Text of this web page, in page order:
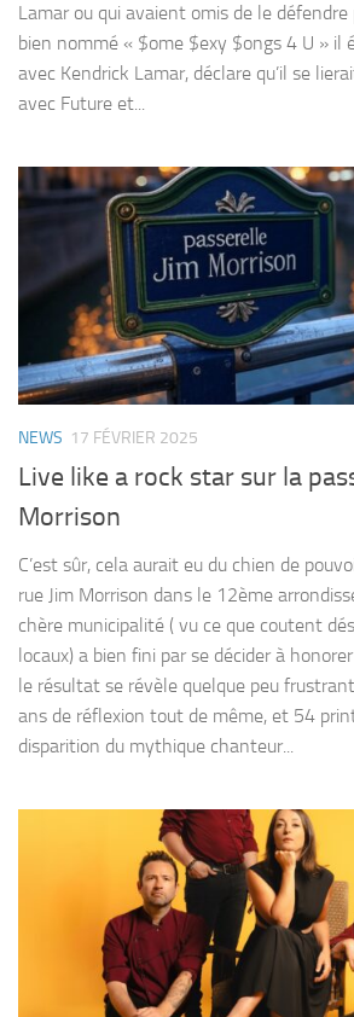
Lamar ou qui avaient omis de le
bien nommé « $ome $exy $ongs 4 U » il
avec Kendrick Lamar, déclare qu’il se
avec Future et...
NEWS 17 FÉVRIER 2025
Live like a rock star sur la
Morrison
C’est sûr, cela aurait eu du chien de
rue Jim Morrison dans le 12ème
chère municipalité ( vu ce que coutent
locaux) a bien fini par se décider à
le résultat se révèle quelque peu
ans de réflexion tout de même, et 54
disparition du mythique chanteur...